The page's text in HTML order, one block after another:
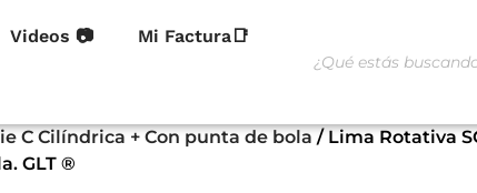
Videos 📷 Mi Factura📑
C Cilíndrica + Con punta de bola/ Lima Rotativa
GLT ®